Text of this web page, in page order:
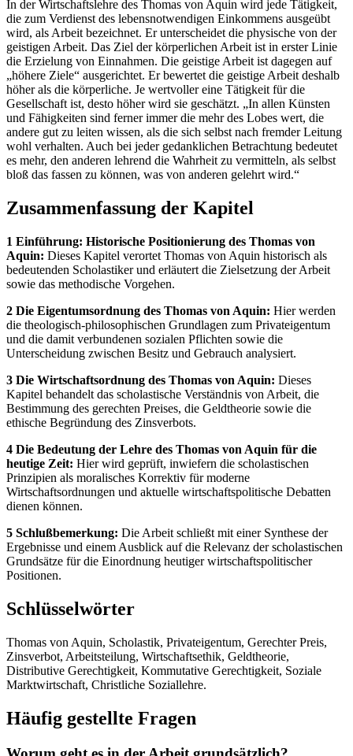
In der Wirtschaftslehre des Thomas von Aquin wird jede Tätigkeit,
die zum Verdienst des lebensnotwendigen Einkommens ausgeübt
wird, als Arbeit bezeichnet. Er unterscheidet die physische von der
geistigen Arbeit. Das Ziel der körperlichen Arbeit ist in erster Linie
die Erzielung von Einnahmen. Die geistige Arbeit ist dagegen auf
„höhere Ziele“ ausgerichtet. Er bewertet die geistige Arbeit deshalb
höher als die körperliche. Je wertvoller eine Tätigkeit für die
Gesellschaft ist, desto höher wird sie geschätzt. „In allen Künsten
und Fähigkeiten sind ferner immer die mehr des Lobes wert, die
andere gut zu leiten wissen, als die sich selbst nach fremder Leitung
wohl verhalten. Auch bei jeder gedanklichen Betrachtung bedeutet
es mehr, den anderen lehrend die Wahrheit zu vermitteln, als selbst
bloß das fassen zu können, was von anderen gelehrt wird.“
Zusammenfassung der Kapitel
1 Einführung: Historische Positionierung des Thomas von
Aquin: Dieses Kapitel verortet Thomas von Aquin historisch als
bedeutenden Scholastiker und erläutert die Zielsetzung der Arbeit
sowie das methodische Vorgehen.
2 Die Eigentumsordnung des Thomas von Aquin: Hier werden
die theologisch-philosophischen Grundlagen zum Privateigentum
und die damit verbundenen sozialen Pflichten sowie die
Unterscheidung zwischen Besitz und Gebrauch analysiert.
3 Die Wirtschaftsordnung des Thomas von Aquin: Dieses
Kapitel behandelt das scholastische Verständnis von Arbeit, die
Bestimmung des gerechten Preises, die Geldtheorie sowie die
ethische Begründung des Zinsverbots.
4 Die Bedeutung der Lehre des Thomas von Aquin für die
heutige Zeit: Hier wird geprüft, inwiefern die scholastischen
Prinzipien als moralisches Korrektiv für moderne
Wirtschaftsordnungen und aktuelle wirtschaftspolitische Debatten
dienen können.
5 Schlußbemerkung: Die Arbeit schließt mit einer Synthese der
Ergebnisse und einem Ausblick auf die Relevanz der scholastischen
Grundsätze für die Einordnung heutiger wirtschaftspolitischer
Positionen.
Schlüsselwörter
Thomas von Aquin, Scholastik, Privateigentum, Gerechter Preis,
Zinsverbot, Arbeitsteilung, Wirtschaftsethik, Geldtheorie,
Distributive Gerechtigkeit, Kommutative Gerechtigkeit, Soziale
Marktwirtschaft, Christliche Soziallehre.
Häufig gestellte Fragen